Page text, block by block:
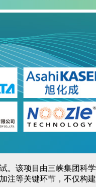
该项目由三峡集团科
注等关键环节，不仅